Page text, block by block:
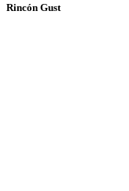
Rincón Gust